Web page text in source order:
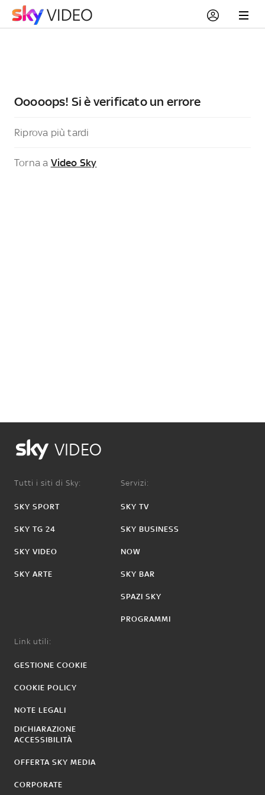
Ooooops! Si è verificato un errore
Riprova più tardi
Torna a Video Sky
VIDEO
Tutti i siti di Sky:
SKY SPORT
SKY TG 24
SKY VIDEO
SKY ARTE
Servizi:
SKY TV
SKY BUSINESS
NOW
SKY BAR
SPAZI SKY
PROGRAMMI
Link utili:
GESTIONE COOKIE
COOKIE POLICY
NOTE LEGALI
DICHIARAZIONE
ACCESSIBILITÀ
OFFERTA SKY MEDIA
CORPORATE